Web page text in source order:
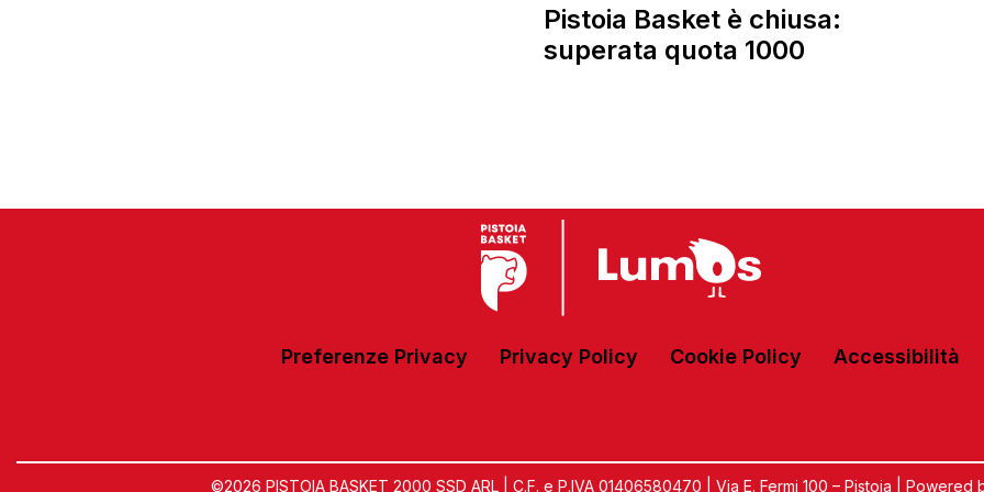
Pistoia Basket è chiusa:
superata quota 1000
Preferenze Privacy Privacy Policy Cookie Policy Accessibilità
©2026 PISTOIA BASKET 2000 SSD ARL | C.F. e P.IVA 01406580470 | Via E. Fermi 100 – Pistoia | Powered